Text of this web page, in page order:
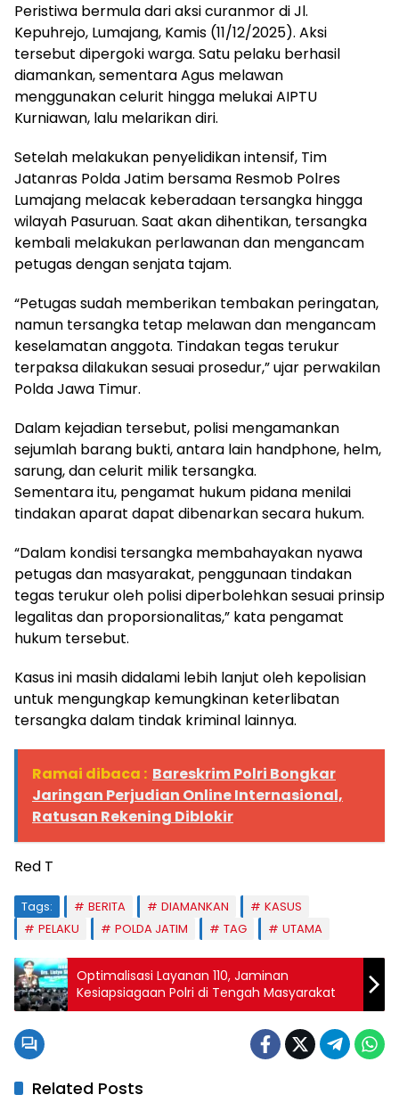
Peristiwa bermula dari aksi curanmor di Jl.
Kepuhrejo, Lumajang, Kamis (11/12/2025). Aksi
tersebut dipergoki warga. Satu pelaku berhasil
diamankan, sementara Agus melawan
menggunakan celurit hingga melukai AIPTU
Kurniawan, lalu melarikan diri.
Setelah melakukan penyelidikan intensif, Tim
Jatanras Polda Jatim bersama Resmob Polres
Lumajang melacak keberadaan tersangka hingga
wilayah Pasuruan. Saat akan dihentikan, tersangka
kembali melakukan perlawanan dan mengancam
petugas dengan senjata tajam.
“Petugas sudah memberikan tembakan peringatan,
namun tersangka tetap melawan dan mengancam
keselamatan anggota. Tindakan tegas terukur
terpaksa dilakukan sesuai prosedur,” ujar perwakilan
Polda Jawa Timur.
Dalam kejadian tersebut, polisi mengamankan
sejumlah barang bukti, antara lain handphone, helm,
sarung, dan celurit milik tersangka.
Sementara itu, pengamat hukum pidana menilai
tindakan aparat dapat dibenarkan secara hukum.
“Dalam kondisi tersangka membahayakan nyawa
petugas dan masyarakat, penggunaan tindakan
tegas terukur oleh polisi diperbolehkan sesuai prinsip
legalitas dan proporsionalitas,” kata pengamat
hukum tersebut.
Kasus ini masih didalami lebih lanjut oleh kepolisian
untuk mengungkap kemungkinan keterlibatan
tersangka dalam tindak kriminal lainnya.
Ramai dibaca : Bareskrim Polri Bongkar
Jaringan Perjudian Online Internasional,
Ratusan Rekening Diblokir
Red T
Tags: BERITA DIAMANKAN
KASUS
PELAKU
POLDA JATIM TAG UTAMA
Optimalisasi Layanan 110, Jaminan
Kesiapsiagaan Polri di Tengah Masyarakat
Related Posts